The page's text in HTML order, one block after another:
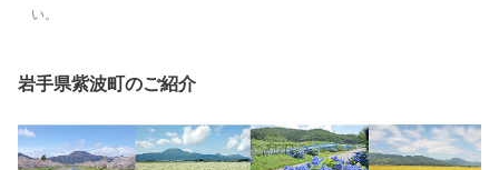
い。
岩手県紫波町のご紹介